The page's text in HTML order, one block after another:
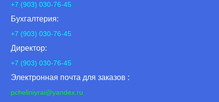
+7 (903) 030-76-45
Бухгалтерия:
+7 (903) 030-76-45
Директор:
+7 (903) 030-76-45
Электронная почта для заказов :
pcheliniyrai@yandex.ru